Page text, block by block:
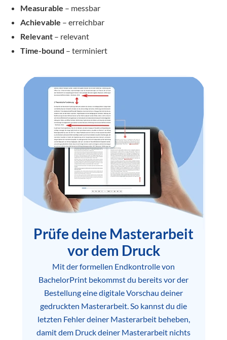
Measurable – messbar
Achievable – erreichbar
Relevant – relevant
Time-bound – terminiert
Prüfe deine Masterarbeit
vor dem Druck
Mit der formellen Endkontrolle von
BachelorPrint bekommst du bereits vor der
Bestellung eine digitale Vorschau deiner
gedruckten Masterarbeit. So kannst du die
letzten Fehler deiner Masterarbeit beheben,
damit dem Druck deiner Masterarbeit nichts